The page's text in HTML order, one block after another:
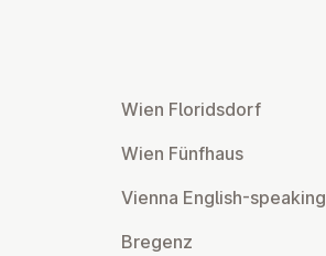
Wien Flo­rids­dorf
Wien Fünfhaus
Vienna English-speaking
Bregenz